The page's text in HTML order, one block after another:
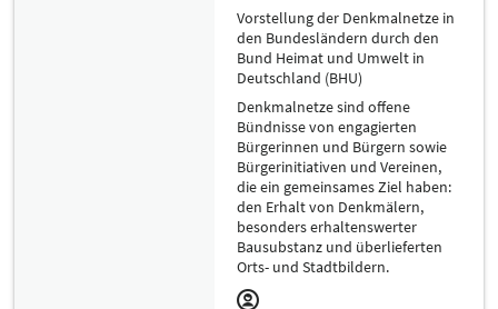
Vorstellung der Denkmalnetze in
den Bundesländern durch den
Bund Heimat und Umwelt in
Deutschland (BHU)
Denkmalnetze sind offene
Bündnisse von engagierten
Bürgerinnen und Bürgern sowie
Bürgerinitiativen und Vereinen,
die ein gemeinsames Ziel haben:
den Erhalt von Denkmälern,
besonders erhaltenswerter
Bausubstanz und überlieferten
Orts- und Stadtbildern.